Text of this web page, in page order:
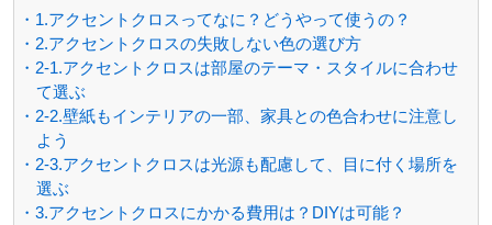
・1.アクセントクロスってなに？どうやって使うの？
・2.アクセントクロスの失敗しない色の選び方
・2-1.アクセントクロスは部屋のテーマ・スタイルに合わせ
て選ぶ
・2-2.壁紙もインテリアの一部、家具との色合わせに注意し
よう
・2-3.アクセントクロスは光源も配慮して、目に付く場所を
選ぶ
・3.アクセントクロスにかかる費用は？DIYは可能？